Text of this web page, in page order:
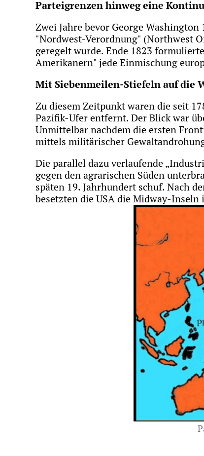
Parteigrenzen hinweg eine
Zwei Jahre bevor George
"Nordwest-Verordnung" (Northwest
geregelt wurde. Ende 1823
Amerikanern" jede Einmischung
Mit Siebenmeilen-Stiefeln auf die
Zu diesem Zeitpunkt waren die seit
Pazifik-Ufer entfernt. Der Blick war
Unmittelbar nachdem die ersten
mittels militärischer
Die parallel dazu verlaufende
gegen den agrarischen Süden
späten 19. Jahrhundert schuf. Nach
besetzten die USA die Midway-Inseln